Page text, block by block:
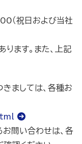
（祝日および当社
ます。また、上記
ましては、各種お
問い合わせは、各